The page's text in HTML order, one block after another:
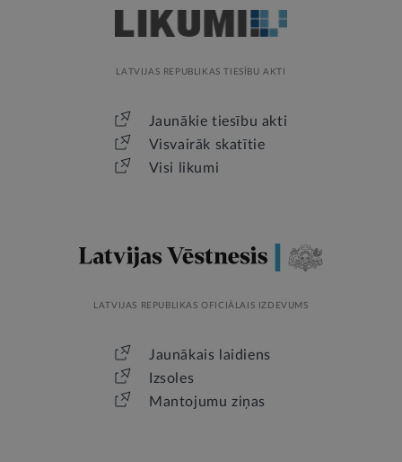
LATVIJAS REPUBLIKAS TIESĪBU AKTI
Jaunākie tiesību akti
Visvairāk skatītie
Visi likumi
LATVIJAS REPUBLIKAS OFICIĀLAIS IZDEVUMS
Jaunākais laidiens
Izsoles
Mantojumu ziņas